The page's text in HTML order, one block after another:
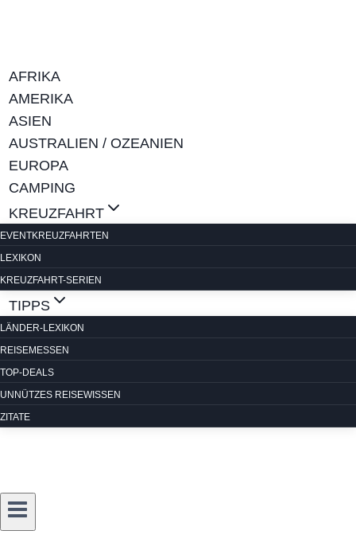
AFRIKA
AMERIKA
ASIEN
AUSTRALIEN / OZEANIEN
EUROPA
CAMPING
KREUZFAHRT
EVENTKREUZFAHRTEN
LEXIKON
KREUZFAHRT-SERIEN
TIPPS
LÄNDER-LEXIKON
REISEMESSEN
TOP-DEALS
UNNÜTZES REISEWISSEN
ZITATE